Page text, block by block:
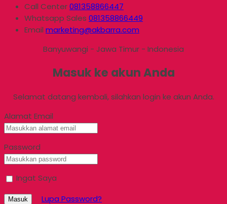
Call Center081358866447
Whatsapp Sales 081358866449
Email marketing@akbarra.com
Banyuwangi - Jawa Timur - Indonesia
Masuk ke akun Anda
Selamat datang kembali, silahkan login ke akun Anda.
Alamat Email
Password
Ingat Saya
Masuk Lupa Password?